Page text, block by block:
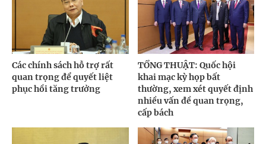
Các chính sách hỗ trợ rất
quan trọng để quyết liệt
phục hồi tăng trưởng
TỔNG THUẬT: Quốc hội
khai mạc kỳ họp bất
thường, xem xét quyết định
nhiều vấn đề quan trọng,
cấp bách